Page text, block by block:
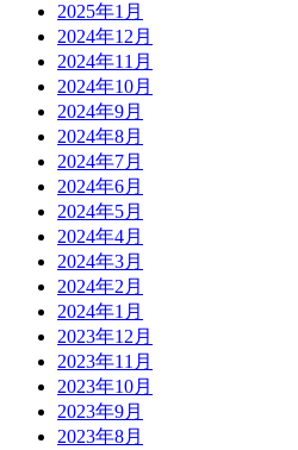
2025年1月
2024年12月
2024年11月
2024年10月
2024年9月
2024年8月
2024年7月
2024年6月
2024年5月
2024年4月
2024年3月
2024年2月
2024年1月
2023年12月
2023年11月
2023年10月
2023年9月
2023年8月